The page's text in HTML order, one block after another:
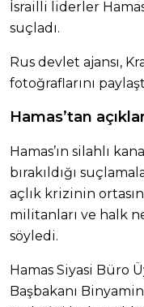
İsrailli liderler
suçladı.
Rus devlet ajansı,
fotoğraflarını
Hamas’tan
Hamas’ın silahlı
bırakıldığı
açlık krizinin
militanları ve halk
söyledi.
Hamas Siyasi Büro
Başbakanı